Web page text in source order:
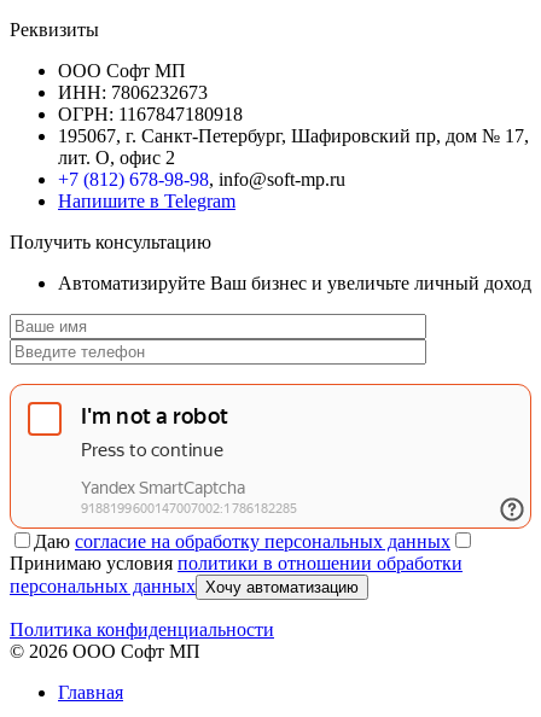
Реквизиты
ООО Софт МП
ИНН: 7806232673
ОГРН: 1167847180918
195067, г. Санкт-Петербург, Шафировский пр, дом № 17,
лит. О, офис 2
+7 (812) 678-98-98, info@soft-mp.ru
Напишите в Telegram
Получить консультацию
Автоматизируйте Ваш бизнес и увеличьте личный доход
Даю согласие на обработку персональных данных
Принимаю условия политики в отношении обработки
персональных данных Хочу автоматизацию
Политика конфиденциальности
© 2026 ООО Софт МП
Главная